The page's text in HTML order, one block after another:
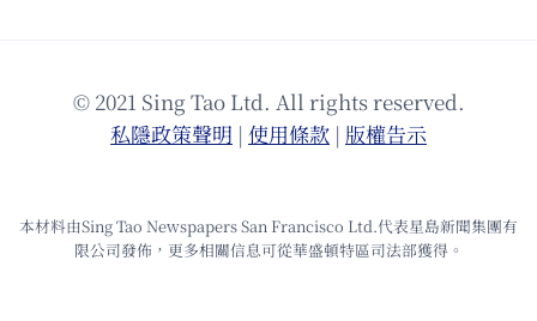
© 2021 Sing Tao Ltd. All rights reserved.
私隱政策聲明 | 使⽤條款 | 版權告⽰
本材料由Sing Tao Newspapers San Francisco Ltd.代表星島新聞集團有
限公司發佈，更多相關信息可從華盛頓特區司法部獲得。